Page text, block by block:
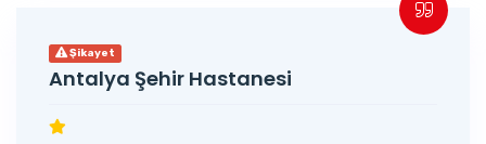
Şikayet
Antalya Şehir Hastanesi